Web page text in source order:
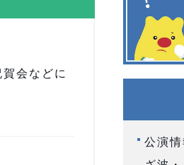
会などに
公演